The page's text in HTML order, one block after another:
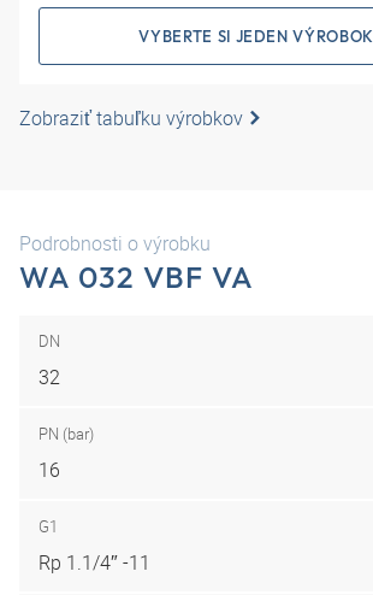
VYBERTE SI JEDEN VÝROBOK
Zobraziť tabuľku výrobkov
Podrobnosti o výrobku
WA 032 VBF VA
DN
32
PN (bar)
16
G1
Rp 1.1/4″ -11